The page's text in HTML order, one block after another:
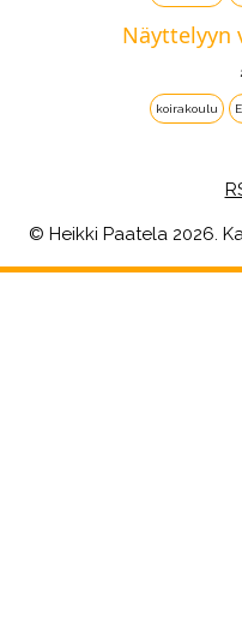
Näyttelyyn
koirakoulu
© Heikki Paatela 2026.